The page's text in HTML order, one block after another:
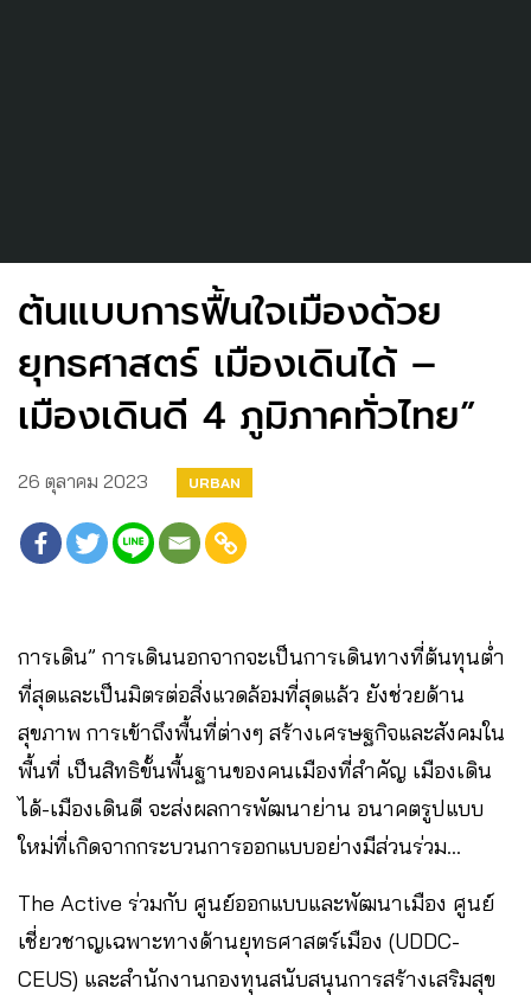
ต้นแบบการฟื้นใจเมืองด้วย
ยุทธศาสตร์ เมืองเดินได้ –
เมืองเดินดี 4 ภูมิภาคทั่วไทย”
26 ตุลาคม 2023 URBAN
การเดิน” การเดินนอกจากจะเป็นการเดินทางที่ต้นทุนต่ำ
ที่สุดและเป็นมิตรต่อสิ่งแวดล้อมที่สุดแล้ว ยังช่วยด้าน
สุขภาพ การเข้าถึงพื้นที่ต่างๆ สร้างเศรษฐกิจและสังคมใน
พื้นที่ เป็นสิทธิขั้นพื้นฐานของคนเมืองที่สำคัญ เมืองเดิน
ได้-เมืองเดินดี จะส่งผลการพัฒนาย่าน อนาคตรูปแบบ
ใหม่ที่เกิดจากกระบวนการออกแบบอย่างมีส่วนร่วม…
The Active ร่วมกับ ศูนย์ออกแบบและพัฒนาเมือง ศูนย์
เชี่ยวชาญเฉพาะทางด้านยุทธศาสตร์เมือง (UDDC-
CEUS) และสำนักงานกองทุนสนับสนุนการสร้างเสริมสุข